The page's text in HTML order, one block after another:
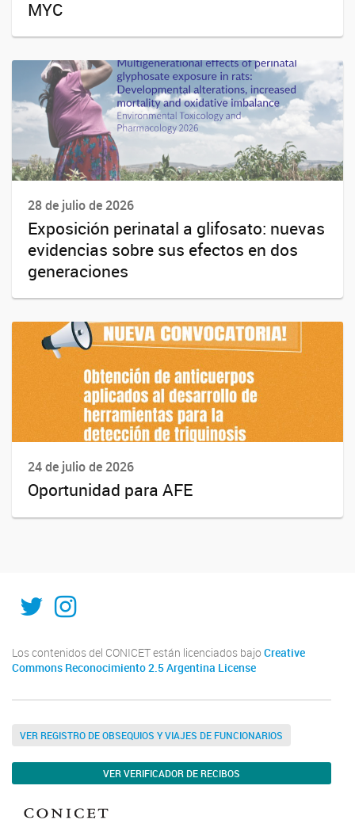
MYC
28 de julio de 2026
Exposición perinatal a glifosato: nuevas
evidencias sobre sus efectos en dos
generaciones
24 de julio de 2026
Oportunidad para AFE
@ISAL_sfe
@isal_sfe
Los contenidos del CONICET están licenciados bajo Creative
Commons Reconocimiento 2.5 Argentina License
VER REGISTRO DE OBSEQUIOS Y VIAJES DE FUNCIONARIOS
VER VERIFICADOR DE RECIBOS